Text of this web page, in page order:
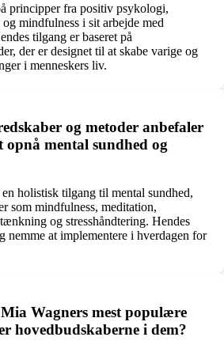
principper fra positiv psykologi,
mindfulness i sit arbejde med
tilgang er baseret på
der er designet til at skabe varige og
i menneskers liv.
og metoder anbefaler
mental sundhed og
holistisk tilgang til mental sundhed,
som mindfulness, meditation,
og stresshåndtering. Hendes
nemme at implementere i hverdagen for
Wagners mest populære
hovedbudskaberne i dem?